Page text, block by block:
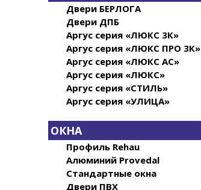
Двери БЕРЛОГА
Двери ДПБ
Аргус серия «ЛЮКС 3К»
Аргус серия «ЛЮКС ПРО 3К»
Аргус серия «ЛЮКС АС»
Аргус серия «ЛЮКС»
Аргус серия «СТИЛЬ»
Аргус серия «УЛИЦА»
ОКНА
Профиль Rehau
Алюминий Provedal
Стандартные окна
Двери ПВХ